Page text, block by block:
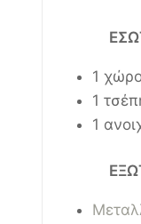
1
1
1